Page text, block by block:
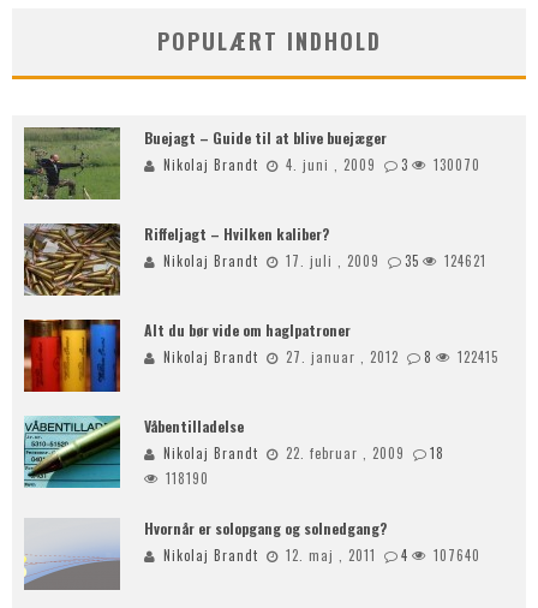
POPULÆRT INDHOLD
Buejagt – Guide til at blive buejæger
Nikolaj Brandt 4. juni , 2009 3 130070
Riffeljagt – Hvilken kaliber?
Nikolaj Brandt 17. juli , 2009 35 124621
Alt du bør vide om haglpatroner
Nikolaj Brandt 27. januar , 2012 8 122415
Våbentilladelse
Nikolaj Brandt 22. februar , 2009
18
118190
Hvornår er solopgang og solnedgang?
Nikolaj Brandt 12. maj , 2011 4 107640